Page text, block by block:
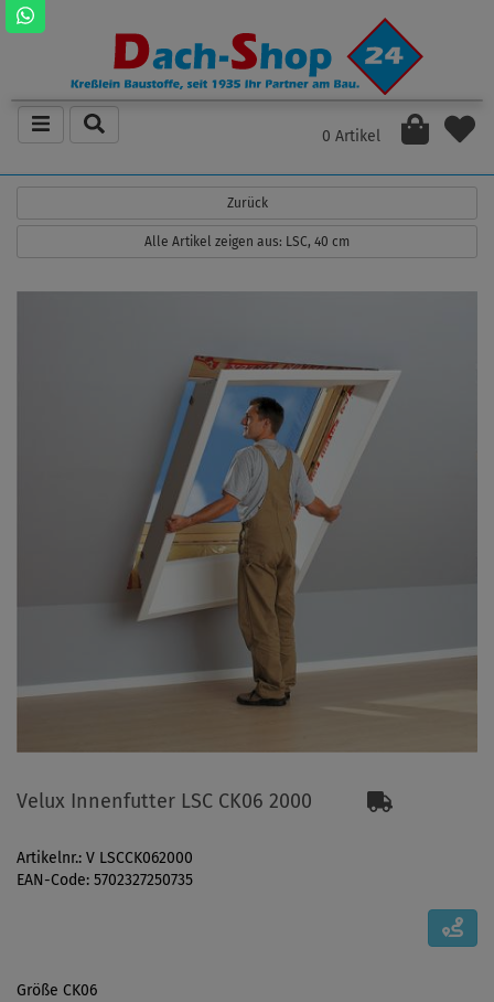
0 Artikel
Zurück
Alle Artikel zeigen aus: LSC, 40 cm
Velux Innenfutter LSC CK06 2000
Artikelnr.: V LSCCK062000
EAN-Code: 5702327250735
Größe CK06